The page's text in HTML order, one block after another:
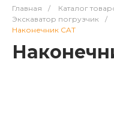
Главная / Каталог
Экскаватор погрузчик
/
Наконечник CAT